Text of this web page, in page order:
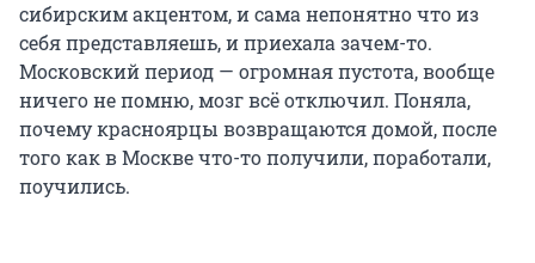
сибирским акцентом, и сама непонятно что из
себя представляешь, и приехала зачем-то.
Московский период — огромная пустота, вообще
ничего не помню, мозг всё отключил. Поняла,
почему красноярцы возвращаются домой, после
того как в Москве что-то получили, поработали,
поучились.